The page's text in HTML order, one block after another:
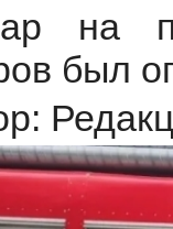
на
был